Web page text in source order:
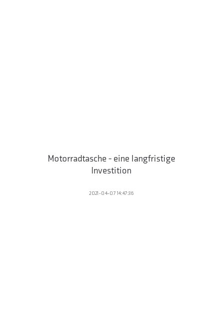
Motorradtasche - eine langfristige
Investition
2021-04-07 14:47:36